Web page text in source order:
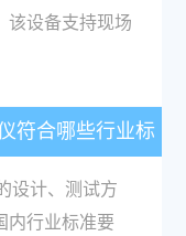
该设备支持现场
符合哪些行业标
设计、测试方
内行业标准要